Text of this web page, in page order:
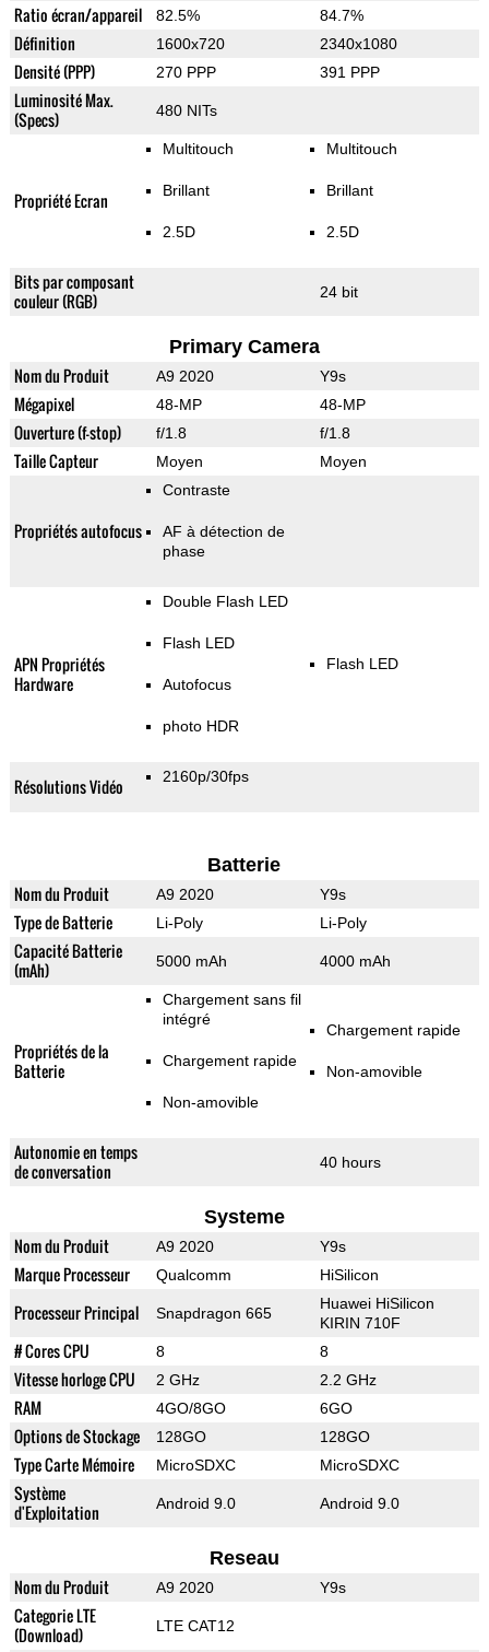
Ratio écran/appareil 82.5% 84.7%
Définition 1600x720 2340x1080
Densité (PPP) 270 PPP 391 PPP
Luminosité Max.
(Specs)
480 NITs
Propriété Ecran
Multitouch
Brillant
2.5D
Multitouch
Brillant
2.5D
Bits par composant
couleur (RGB)
24 bit
Primary Camera
Nom du Produit A9 2020 Y9s
Mégapixel 48-MP 48-MP
Ouverture (f-stop) f/1.8 f/1.8
Taille Capteur Moyen Moyen
Propriétés autofocus
Contraste
AF à détection de
phase
APN Propriétés
Hardware
Double Flash LED
Flash LED
Autofocus
photo HDR
Flash LED
Résolutions Vidéo 2160p/30fps
Batterie
Nom du Produit A9 2020 Y9s
Type de Batterie Li-Poly Li-Poly
Capacité Batterie
(mAh)
5000 mAh 4000 mAh
Propriétés de la
Batterie
Chargement sans fil
intégré
Chargement rapide
Non-amovible
Chargement rapide
Non-amovible
Autonomie en temps
de conversation
40 hours
Systeme
Nom du Produit A9 2020 Y9s
Marque Processeur Qualcomm HiSilicon
Processeur Principal Snapdragon 665
Huawei HiSilicon
KIRIN 710F
# Cores CPU 8 8
Vitesse horloge CPU 2 GHz 2.2 GHz
RAM 4GO/8GO 6GO
Options de Stockage 128GO 128GO
Type Carte Mémoire MicroSDXC MicroSDXC
Système
d'Exploitation
Android 9.0 Android 9.0
Reseau
Nom du Produit A9 2020 Y9s
Categorie LTE
(Download)
LTE CAT12